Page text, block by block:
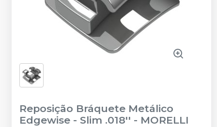
Reposição Bráquete Metálico
Edgewise - Slim .018'' - MORELLI